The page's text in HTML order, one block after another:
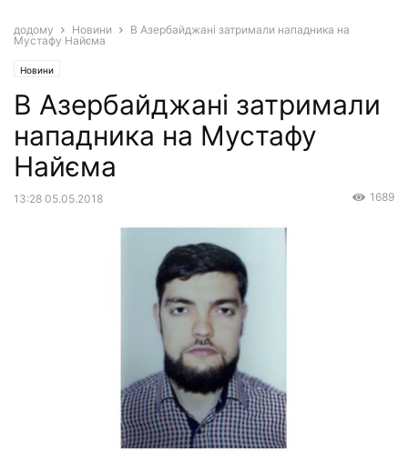
додому Новини
В Азербайджані затримали нападника на
Мустафу Найєма
Новини
В Азербайджані затримали
нападника на Мустафу
Найєма
13:28 05.05.2018 1689